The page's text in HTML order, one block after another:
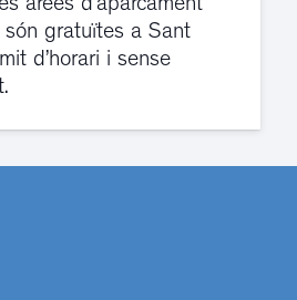
àrees d’aparcament
són gratuïtes a Sant
d’horari i sense